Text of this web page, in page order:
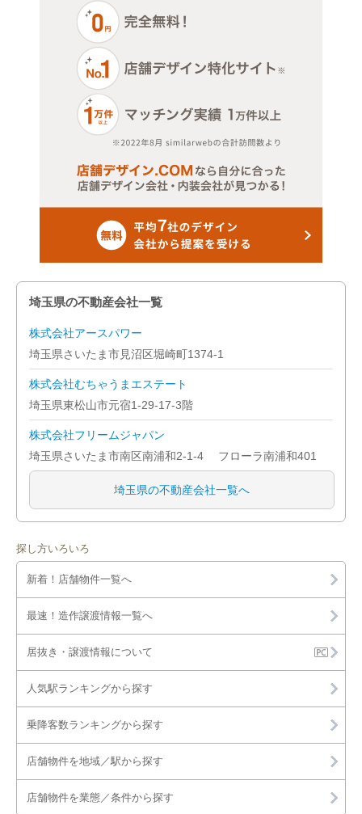
さいたま市岩槻区
春日部市
ふじみ野市
川越市
北本市
行田市
久喜市
熊谷市
鴻巣市
越谷市
坂戸市
幸手市
狭山市
志木市
草加市
秩父市
埼玉県の不動産会社一覧
株式会社アースパワー
埼玉県さいたま市見沼区堀崎町1374-1
株式会社むちゃうまエステート
埼玉県東松山市元宿1-29-17-3階
株式会社フリームジャパン
埼玉県さいたま市南区南浦和2-1-4 フローラ南浦和401
埼玉県の不動産会社一覧へ
探し方いろいろ
新着！店舗物件一覧へ
最速！造作譲渡情報一覧へ
居抜き・譲渡情報について
人気駅ランキングから探す
乗降客数ランキングから探す
店舗物件を地域／駅から探す
店舗物件を業態／条件から探す